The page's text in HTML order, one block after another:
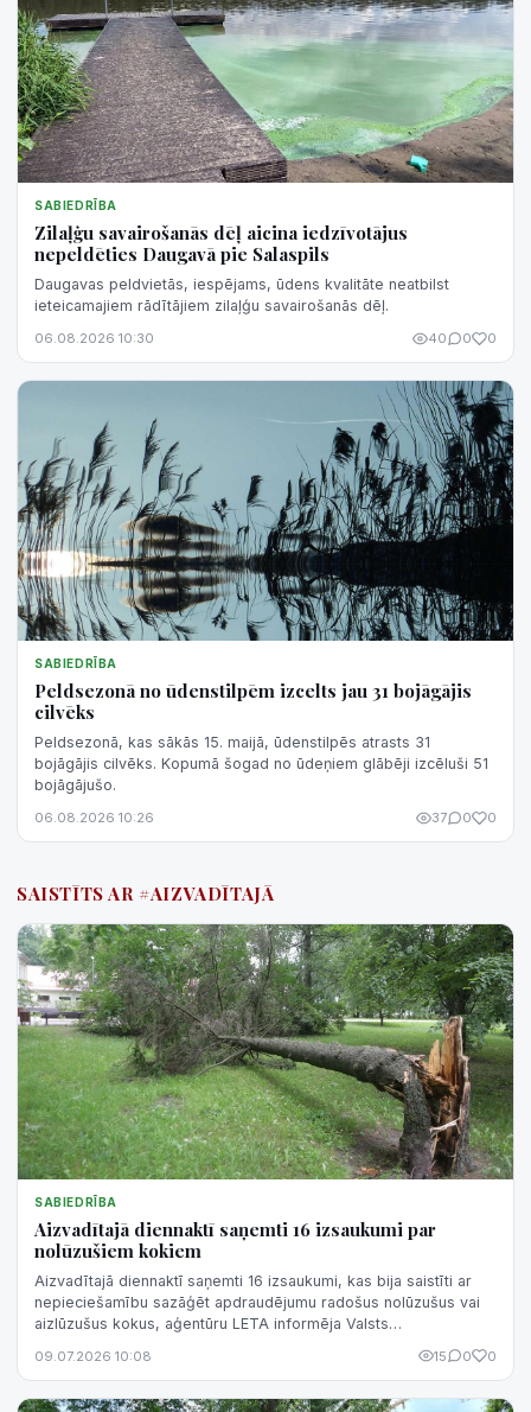
SABIEDRĪBA
Zilaļģu savairošanās dēļ aicina iedzīvotājus
nepeldēties Daugavā pie Salaspils
Daugavas peldvietās, iespējams, ūdens kvalitāte neatbilst
ieteicamajiem rādītājiem zilaļģu savairošanās dēļ.
06.08.2026 10:30 40 0 0
SABIEDRĪBA
Peldsezonā no ūdenstilpēm izcelts jau 31 bojāgājis
cilvēks
Peldsezonā, kas sākās 15. maijā, ūdenstilpēs atrasts 31
bojāgājis cilvēks. Kopumā šogad no ūdeņiem glābēji izcēluši 51
bojāgājušo.
06.08.2026 10:26 37 0 0
SAISTĪTS AR #AIZVADĪTAJĀ
SABIEDRĪBA
Aizvadītajā diennaktī saņemti 16 izsaukumi par
nolūzušiem kokiem
Aizvadītajā diennaktī saņemti 16 izsaukumi, kas bija saistīti ar
nepieciešamību sazāģēt apdraudējumu radošus nolūzušus vai
aizlūzušus kokus, aģentūru LETA informēja Valsts
09.07.2026 10:08 15 0 0